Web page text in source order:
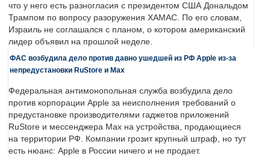
что у него есть разногласия с президентом США Дональдом
Трампом по вопросу разоружения ХАМАС. По его словам,
Израиль не соглашался с планом, о котором американский
лидер объявил на прошлой неделе.
ФАС возбудила дело против давно ушедшей из РФ Apple из-за
непредустановки RuStore и Max
Федеральная антимонопольная служба возбудила дело
против корпорации Apple за неисполнения требований о
предустановке производителями гаджетов приложений
RuStore и мессенджера Max на устройства, продающиеся
на территории РФ. Компании грозит крупный штраф, но тут
есть нюанс: Apple в России ничего и не продает.